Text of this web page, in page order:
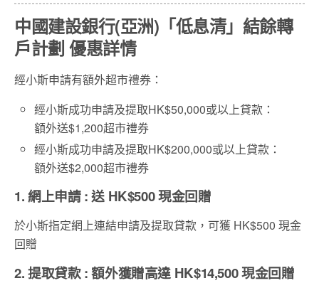
中國建設銀行(亞洲)「低息清」結餘轉
戶計劃 優惠詳情
經小斯申請有額外超市禮券：
經小斯成功申請及提取HK$50,000或以上貸款：
額外送$1,200超市禮券
經小斯成功申請及提取HK$200,000或以上貸款：
額外送$2,000超市禮券
1. 網上申請 : 送 HK$500 現金回贈
於小斯指定網上連結申請及提取貸款，可獲 HK$500 現金
回贈
2. 提取貸款 : 額外獲贈高達 HK$14,500 現金回贈